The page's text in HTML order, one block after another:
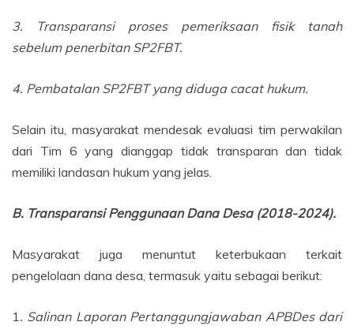
3. Transparansi proses pemeriksaan fisik tanah
sebelum penerbitan SP2FBT.
4. Pembatalan SP2FBT yang diduga cacat hukum.
Selain itu, masyarakat mendesak evaluasi tim perwakilan
dari Tim 6 yang dianggap tidak transparan dan tidak
memiliki landasan hukum yang jelas.
B. Transparansi Penggunaan Dana Desa (2018-2024).
Masyarakat juga menuntut keterbukaan terkait
pengelolaan dana desa, termasuk yaitu sebagai berikut:
1. Salinan Laporan Pertanggungjawaban APBDes dari